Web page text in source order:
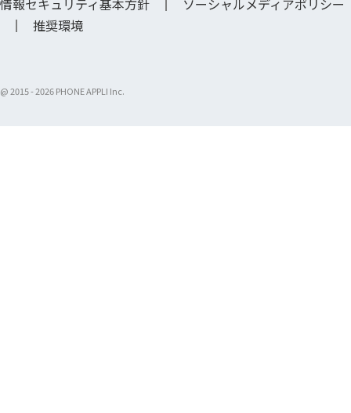
情報セキュリティ基本方針
ソーシャルメディアポリシー
推奨環境
@ 2015 -2026 PHONE APPLI Inc.